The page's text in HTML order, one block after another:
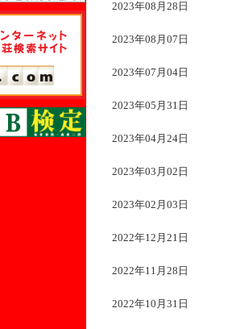
2023年08月28日
2023年08月07日
2023年07月04日
2023年05月31日
2023年04月24日
2023年03月02日
2023年02月03日
2022年12月21日
2022年11月28日
2022年10月31日